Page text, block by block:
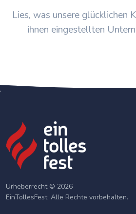
Lies, was unsere glücklichen
ihnen eingestellten
Urheberrecht © 2026
EinTollesFest. Alle Rechte vorbehalten.